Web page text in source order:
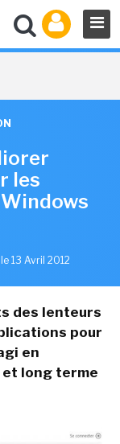
les
13 Avril 2012
des lenteurs
pour
en
long terme